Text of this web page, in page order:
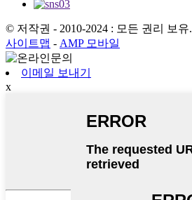
© 저작권 - 2010-2024 : 모든 권리 보유.
사이트맵 - AMP 모바일
이메일 보내기
x